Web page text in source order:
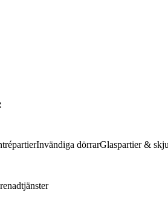
Invändiga dörrarGlaspartier &